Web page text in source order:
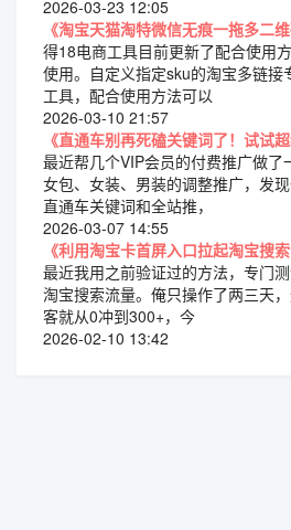
2026-03-23 12:05
《淘宝天猫淘特微信无痕一拖多二
得18电商工具目前更新了配合使用
使用。自定义指定sku的淘宝多链接
工具，配合使用方法可以
2026-03-10 21:57
《直通车别再死磕关键词了！试试
最近帮几个VIP会员的付费推广做了
女包、女装、男装的调整推广，发
直通车关键词和全站推，
2026-03-07 14:55
《利用淘宝卡首屏入口拉起淘宝搜索
最近我用之前验证过的方法，专门
淘宝搜索流量。俺只操作了两三天
客就从0冲到300+，今
2026-02-10 13:42